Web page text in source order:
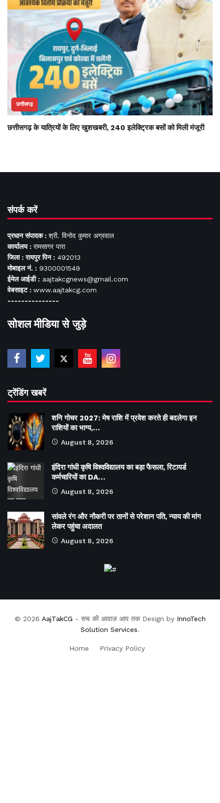
छत्तीसगढ़
छत्तीसगढ़ के यात्रियों के लिए खुशखबरी, 240 इलेक्ट्रिक बसों को मिली मंजूरी
संपर्क करें
प्रधान संपादक : श्री. विनोद कुमार अग्रवाल
कार्यालय : रामसागर पारा
जिला : रायपुर पिन : 492013
मोबाइल नं. : 9300001549
ईमेल आईडी : aajtakcgnews@gmail.com
वेबसाइट : www.aajtakcg.com
---------------
सोशल मीडिया से जुड़े
ट्रेंडिंग खबरें
शनि गोचर 2027: मेष राशि में प्रवेश करते ही बदलेगा इन
राशियों का भाग्य,…
August 8, 2026
इंदिरा गांधी कृषि विश्वविद्यालय का बड़ा फैसला, रिटायर्ड
कर्मचारियों का DA…
August 8, 2026
सांवले रंग और नौकरी पर तानों से परेशान पति, न्याय की मांग
लेकर पहुंचा अदालत
August 8, 2026
© 2026 AajTakCG - सच की आवाज़ आप तक Design by InnoTech
Solution Services.
Home Privacy Policy